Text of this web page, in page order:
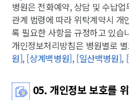
병원은 전화예약, 상담 및 수납
관계 법령에 따라 위탁계약시 개
록 필요한 사항을 규정하고 있습
개인정보처리방침은 병원별로
원],[상계백병원],[일산백병원],
05. 개인정보 보호를